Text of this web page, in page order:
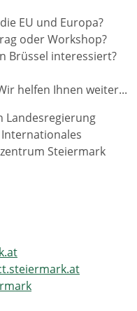
EU und Europa?
oder Workshop?
Brüssel interessiert?
helfen Ihnen weiter...
Landesregierung
Steiermark